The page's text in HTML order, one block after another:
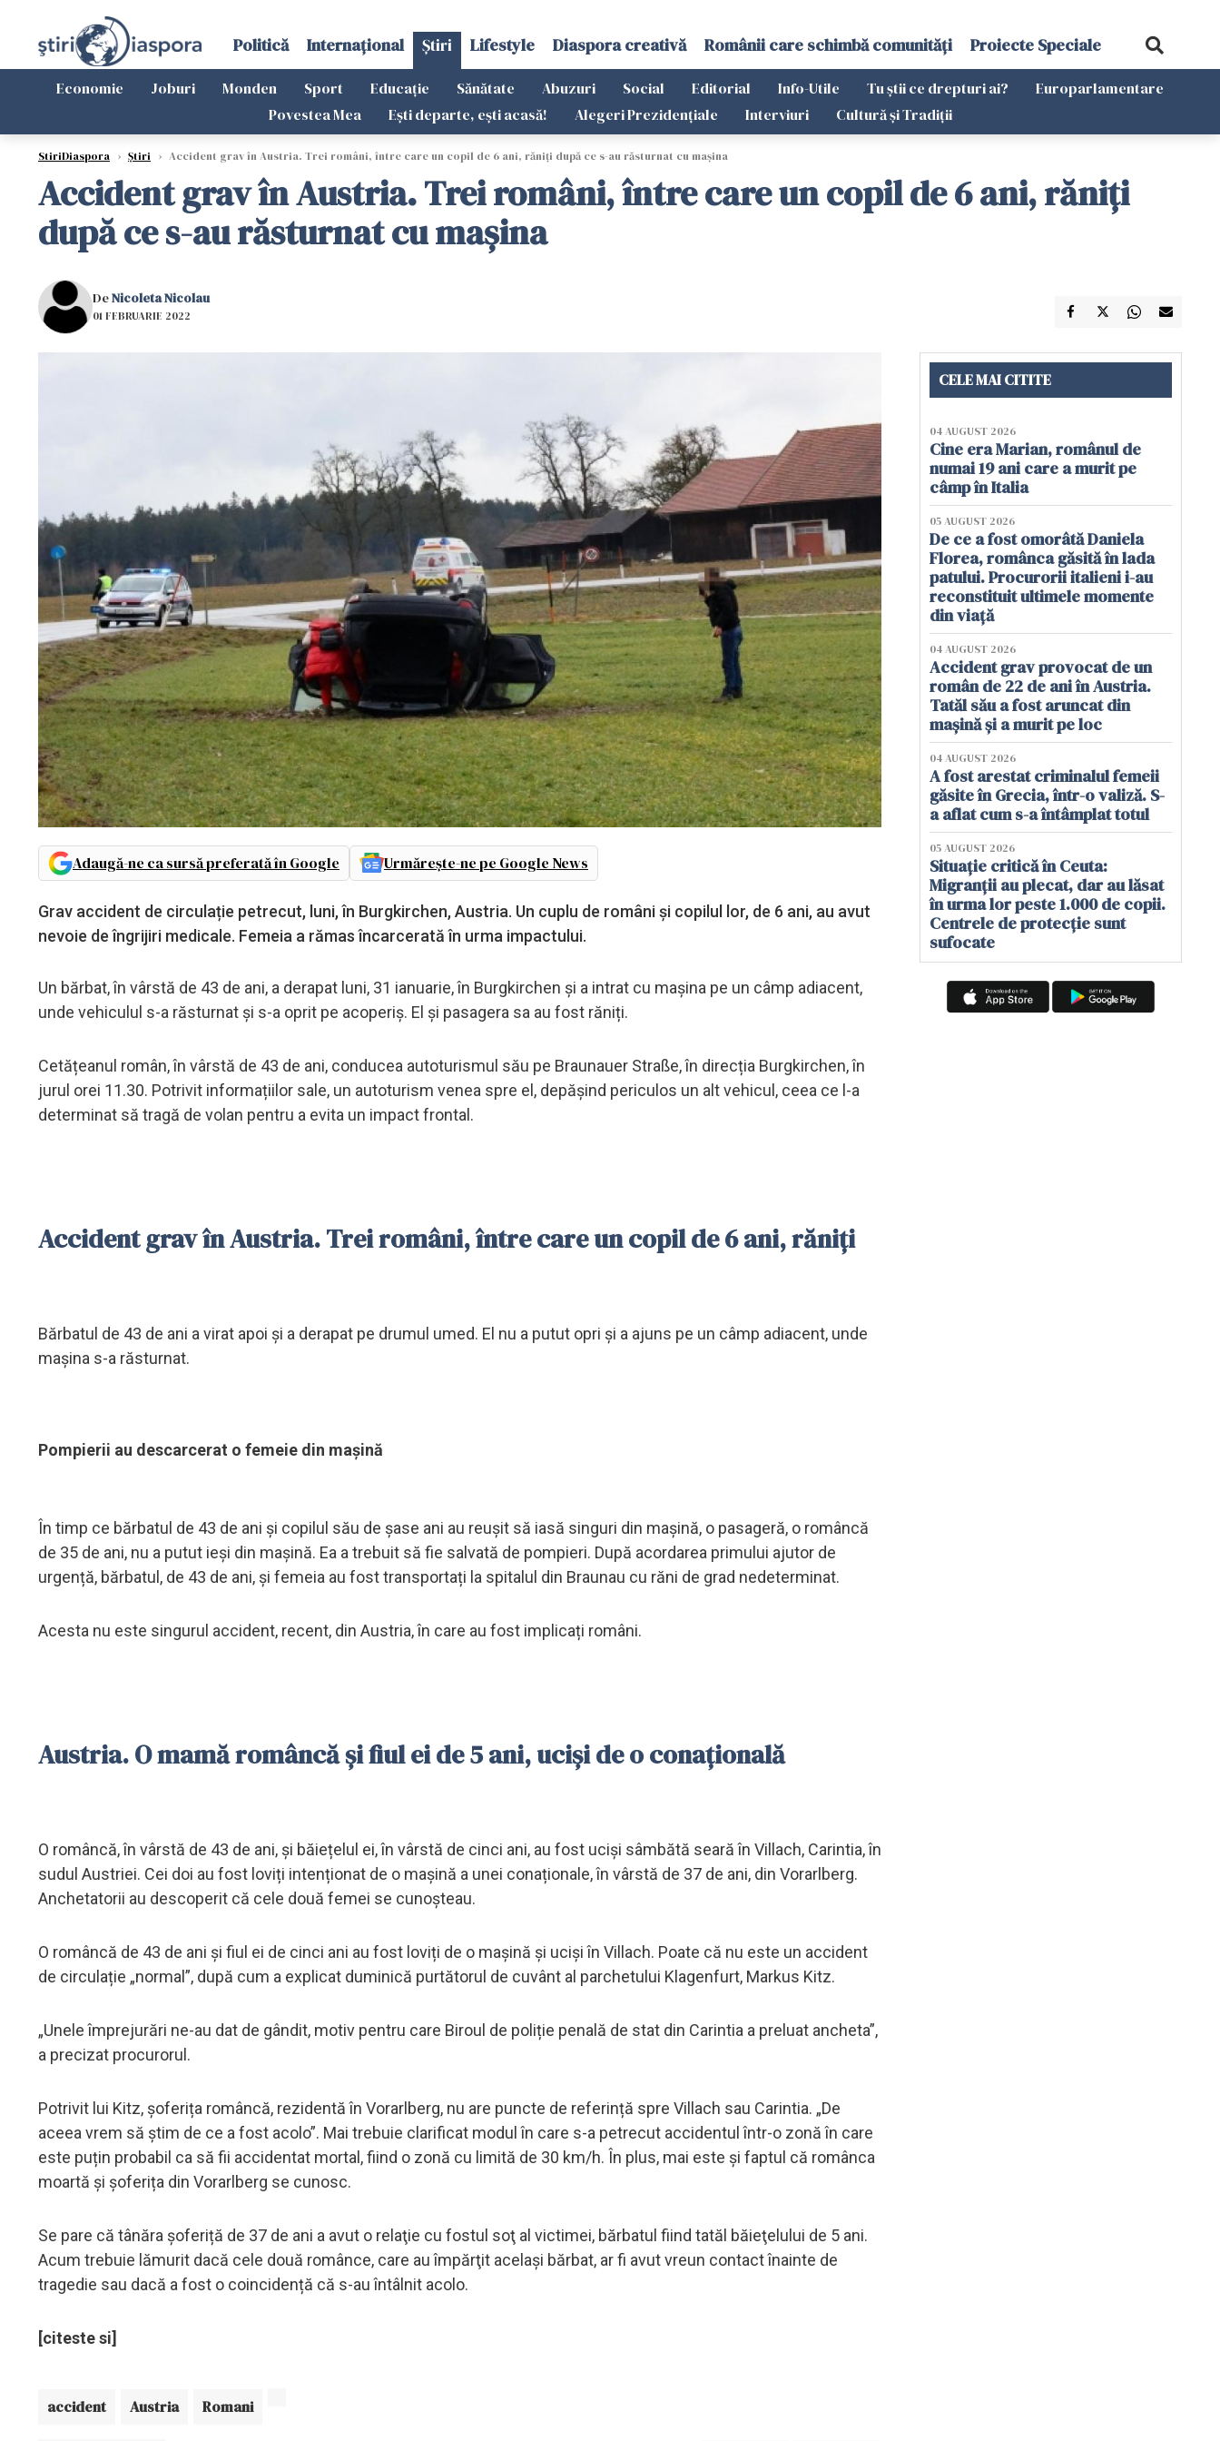
Politică Internațional Știri Lifestyle Diaspora creativă Românii care schimbă comunități Proiecte Speciale
Economie Joburi Monden Sport Educație Sănătate Abuzuri Social Editorial Info-Utile Tu știi ce drepturi ai?
Europarlamentare
Povestea Mea
Ești departe, ești acasă! Alegeri Prezidențiale Interviuri Cultură și Tradiții
StiriDiaspora › Știri › Accident grav în Austria. Trei români, între care un copil de 6 ani, răniți după ce s-au răsturnat cu mașina
Accident grav în Austria. Trei români, între care un copil de 6 ani, răniți
după ce s-au răsturnat cu mașina
DeNicoleta Nicolau
01 FEBRUARIE 2022
Adaugă-ne ca sursă preferată în Google Urmărește-ne pe Google News
Grav accident de circulație petrecut, luni, în Burgkirchen, Austria. Un cuplu de români și copilul lor, de 6 ani, au avut
nevoie de îngrijiri medicale. Femeia a rămas încarcerată în urma impactului.
Un bărbat, în vârstă de 43 de ani, a derapat luni, 31 ianuarie, în Burgkirchen și a intrat cu mașina pe un câmp adiacent,
unde vehiculul s-a răsturnat și s-a oprit pe acoperiș. El și pasagera sa au fost răniți.
Cetățeanul român, în vârstă de 43 de ani, conducea autoturismul său pe Braunauer Straße, în direcția Burgkirchen, în
jurul orei 11.30. Potrivit informațiilor sale, un autoturism venea spre el, depășind periculos un alt vehicul, ceea ce l-a
determinat să tragă de volan pentru a evita un impact frontal.
Accident grav în Austria. Trei români, între care un copil de 6 ani, răniți
Bărbatul de 43 de ani a virat apoi și a derapat pe drumul umed. El nu a putut opri și a ajuns pe un câmp adiacent, unde
mașina s-a răsturnat.
Pompierii au descarcerat o femeie din mașină
În timp ce bărbatul de 43 de ani și copilul său de șase ani au reușit să iasă singuri din mașină, o pasageră, o româncă
de 35 de ani, nu a putut ieși din mașină. Ea a trebuit să fie salvată de pompieri. După acordarea primului ajutor de
urgență, bărbatul, de 43 de ani, și femeia au fost transportați la spitalul din Braunau cu răni de grad nedeterminat.
Acesta nu este singurul accident, recent, din Austria, în care au fost implicați români.
Austria. O mamă româncă și fiul ei de 5 ani, ucişi de o conațională
O româncă, în vârstă de 43 de ani, și băiețelul ei, în vârstă de cinci ani, au fost uciși sâmbătă seară în Villach, Carintia, în
sudul Austriei. Cei doi au fost loviți intenționat de o mașină a unei conaționale, în vârstă de 37 de ani, din Vorarlberg.
Anchetatorii au descoperit că cele două femei se cunoșteau.
O româncă de 43 de ani și fiul ei de cinci ani au fost loviți de o mașină și uciși în Villach. Poate că nu este un accident
de circulație „normal”, după cum a explicat duminică purtătorul de cuvânt al parchetului Klagenfurt, Markus Kitz.
„Unele împrejurări ne-au dat de gândit, motiv pentru care Biroul de poliție penală de stat din Carintia a preluat ancheta”,
a precizat procurorul.
Potrivit lui Kitz, șoferița româncă, rezidentă în Vorarlberg, nu are puncte de referință spre Villach sau Carintia. „De
aceea vrem să știm de ce a fost acolo”. Mai trebuie clarificat modul în care s-a petrecut accidentul într-o zonă în care
este puțin probabil ca să fii accidentat mortal, fiind o zonă cu limită de 30 km/h. În plus, mai este și faptul că românca
moartă și șoferița din Vorarlberg se cunosc.
Se pare că tânăra șoferiță de 37 de ani a avut o relaţie cu fostul soţ al victimei, bărbatul fiind tatăl băieţelului de 5 ani.
Acum trebuie lămurit dacă cele două românce, care au împărţit acelaşi bărbat, ar fi avut vreun contact înainte de
tragedie sau dacă a fost o coincidență că s-au întâlnit acolo.
[citeste si]
accident Austria Romani
CELE MAI CITITE
04 AUGUST 2026
Cine era Marian, românul de
numai 19 ani care a murit pe
câmp în Italia
05 AUGUST 2026
De ce a fost omorâtă Daniela
Florea, românca găsită în lada
patului. Procurorii italieni i-au
reconstituit ultimele momente
din viață
04 AUGUST 2026
Accident grav provocat de un
român de 22 de ani în Austria.
Tatăl său a fost aruncat din
mașină și a murit pe loc
04 AUGUST 2026
A fost arestat criminalul femeii
găsite în Grecia, într-o valiză. S-
a aflat cum s-a întâmplat totul
05 AUGUST 2026
Situație critică în Ceuta:
Migranții au plecat, dar au lăsat
în urma lor peste 1.000 de copii.
Centrele de protecție sunt
sufocate